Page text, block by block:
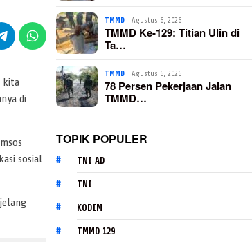
kita
di
sosial
TMMD Agustus 6, 2026
TMMD Ke-129: Titian Ulin di
Ta…
TMMD Agustus 6, 2026
78 Persen Pekerjaan Jalan
TMMD…
TOPIK POPULER
TNI AD
TNI
KODIM
TMMD 129